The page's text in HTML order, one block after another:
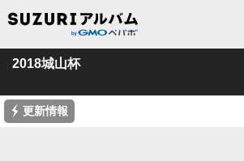
2018城山杯
⚡ 更新情報